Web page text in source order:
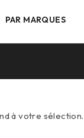
PAR MARQUES
à votre sélection.